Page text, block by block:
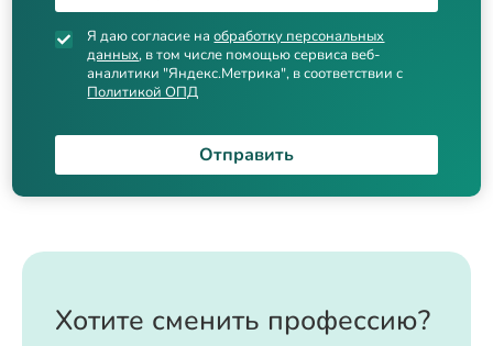
Я даю согласие наобработку персональных
данных, в том числе помощью сервиса веб-
аналитики "Яндекс.Метрика", в соответствии с
Политикой ОПД
Отправить
Хотите сменить профессию?